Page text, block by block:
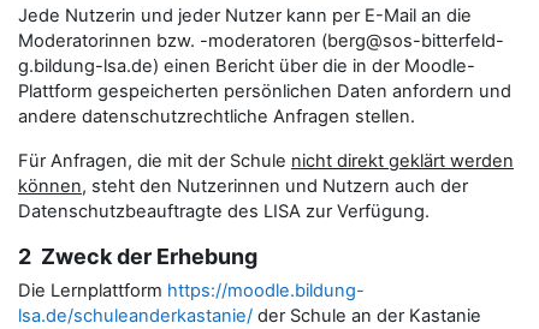
Jede Nutzerin und jeder Nutzer kann per E-Mail an die
Moderatorinnen bzw. -moderatoren (berg@sos-bitterfeld-
g.bildung-lsa.de) einen Bericht über die in der Moodle-
Plattform gespeicherten persönlichen Daten anfordern und
andere datenschutzrechtliche Anfragen stellen.
Für Anfragen, die mit der Schule nicht direkt geklärt werden
können, steht den Nutzerinnen und Nutzern auch der
Datenschutzbeauftragte des LISA zur Verfügung.
2 Zweck der Erhebung
Die Lernplattform https://moodle.bildung-
lsa.de/schuleanderkastanie/ der Schule an der Kastanie